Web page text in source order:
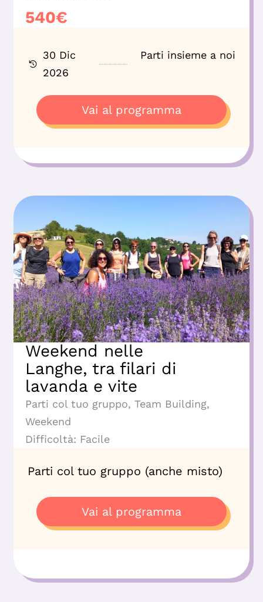
540€
30 Dic
2026
Parti insieme a noi
Vai al programma
Weekend nelle
Langhe, tra filari di
lavanda e vite
Parti col tuo gruppo, Team Building,
Weekend
Difficoltà: Facile
Parti col tuo gruppo (anche misto)
Vai al programma